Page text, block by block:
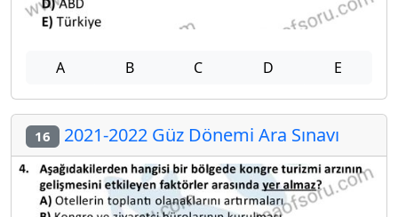
A B C D E
16 2021-2022 Güz Dönemi Ara Sınavı